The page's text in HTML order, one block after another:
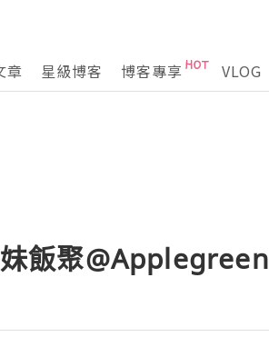
章 星級博客 博客專享 VLOG
飯聚@Applegreen